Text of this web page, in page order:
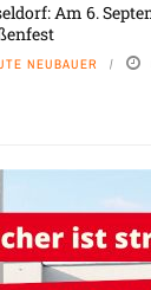
Am 6.
NEUBAUER